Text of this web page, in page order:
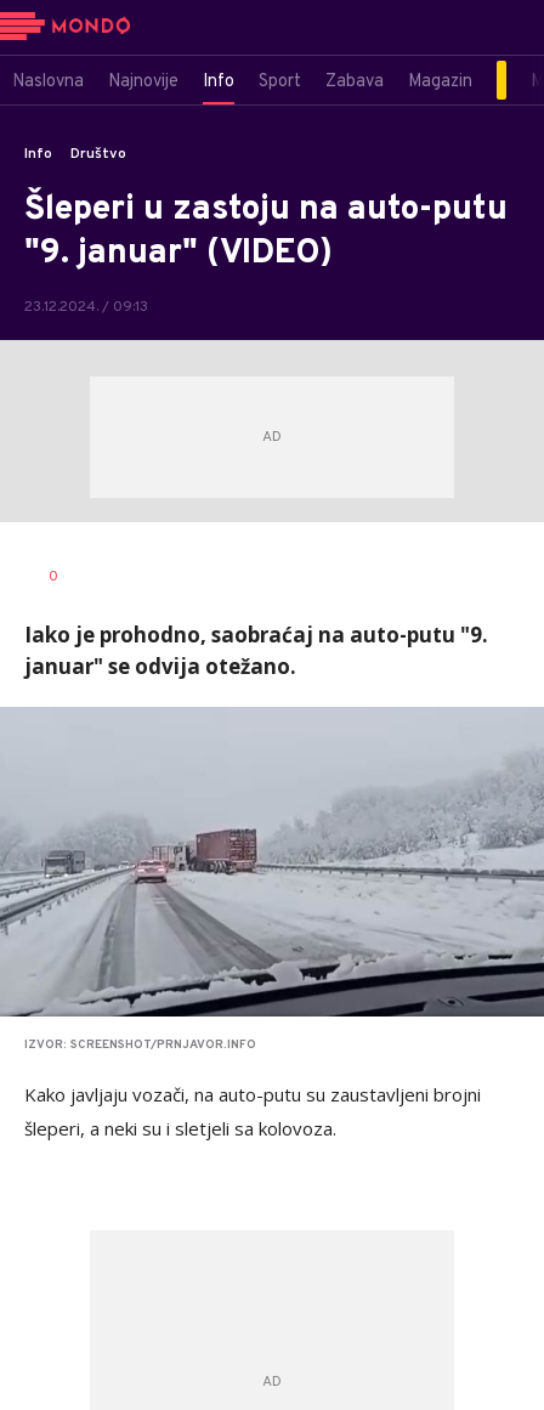
Naslovna Najnovije Info Sport Zabava Magazin
Info Društvo
Šleperi u zastoju na auto-putu
"9. januar" (VIDEO)
23.12.2024. / 09:13
AUTOR
0
Iako je prohodno, saobraćaj na auto-putu "9.
januar" se odvija otežano.
IZVOR: SCREENSHOT/PRNJAVOR.INFO
Kako javljaju vozači, na auto-putu su zaustavljeni brojni
šleperi, a neki su i sletjeli sa kolovoza.